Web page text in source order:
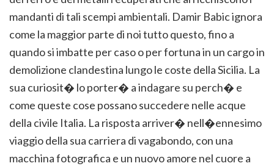
mandanti di tali scempi ambientali. Damir Babic ignora
come la maggior parte di noi tutto questo, fino a
quando si imbatte per caso o per fortuna in un cargo in
demolizione clandestina lungo le coste della Sicilia. La
sua curiosit� lo porter� a indagare su perch� e
come queste cose possano succedere nelle acque
della civile Italia. La risposta arriver� nell�ennesimo
viaggio della sua carriera di vagabondo, con una
macchina fotografica e un nuovo amore nel cuore a